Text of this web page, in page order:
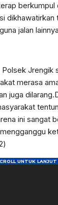
berkumpul
dikhawatirkan
jalan
Polsek Jrengik
merasa
juga
ini sangat